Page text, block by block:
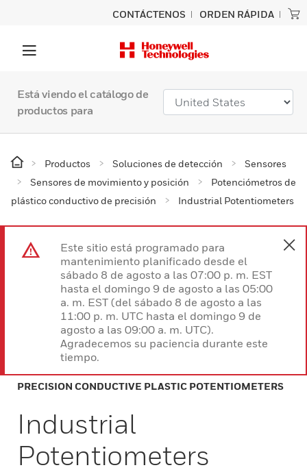
CONTÁCTENOS ORDEN RÁPIDA
Está viendo el catálogo de
productos para
Productos Soluciones de detección
Sensores
Sensores de movimiento y posición
Potenciómetros de
plástico conductivo de precisión
Industrial Potentiometers
Este sitio está programado para
mantenimiento planificado desde el
sábado 8 de agosto a las 07:00 p. m. EST
hasta el domingo 9 de agosto a las 05:00
a. m. EST (del sábado 8 de agosto a las
11:00 p. m. UTC hasta el domingo 9 de
agosto a las 09:00 a. m. UTC).
Agradecemos su paciencia durante este
tiempo.
PRECISION CONDUCTIVE PLASTIC POTENTIOMETERS
Industrial
Potentiometers